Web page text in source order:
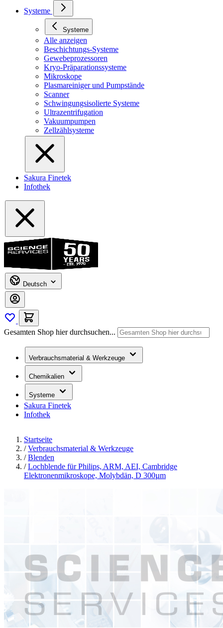
Systeme
Systeme
Alle anzeigen
Beschichtungs-Systeme
Gewebeprozessoren
Kryo-Präparationssysteme
Mikroskope
Plasmareiniger und Pumpstände
Scanner
Schwingungsisolierte Systeme
Ultrazentrifugation
Vakuumpumpen
Zellzählsysteme
Sakura Finetek
Infothek
Deutsch
Gesamten Shop hier durchsuchen...
Verbrauchsmaterial & Werkzeuge
Chemikalien
Systeme
Sakura Finetek
Infothek
Startseite
/ Verbrauchsmaterial & Werkzeuge
/ Blenden
/ Lochblende für Philips, ARM, AEI, Cambridge
Elektronenmikroskope, Molybdän, D 300µm